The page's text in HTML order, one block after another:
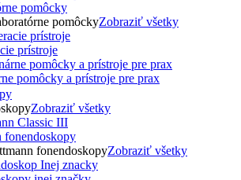
pomôcky
pomôckyZobraziť všetky
prístroje
pomôcky a prístroje pre prax
Zobraziť všetky
fonendoskopy
fonendoskopyZobraziť všetky